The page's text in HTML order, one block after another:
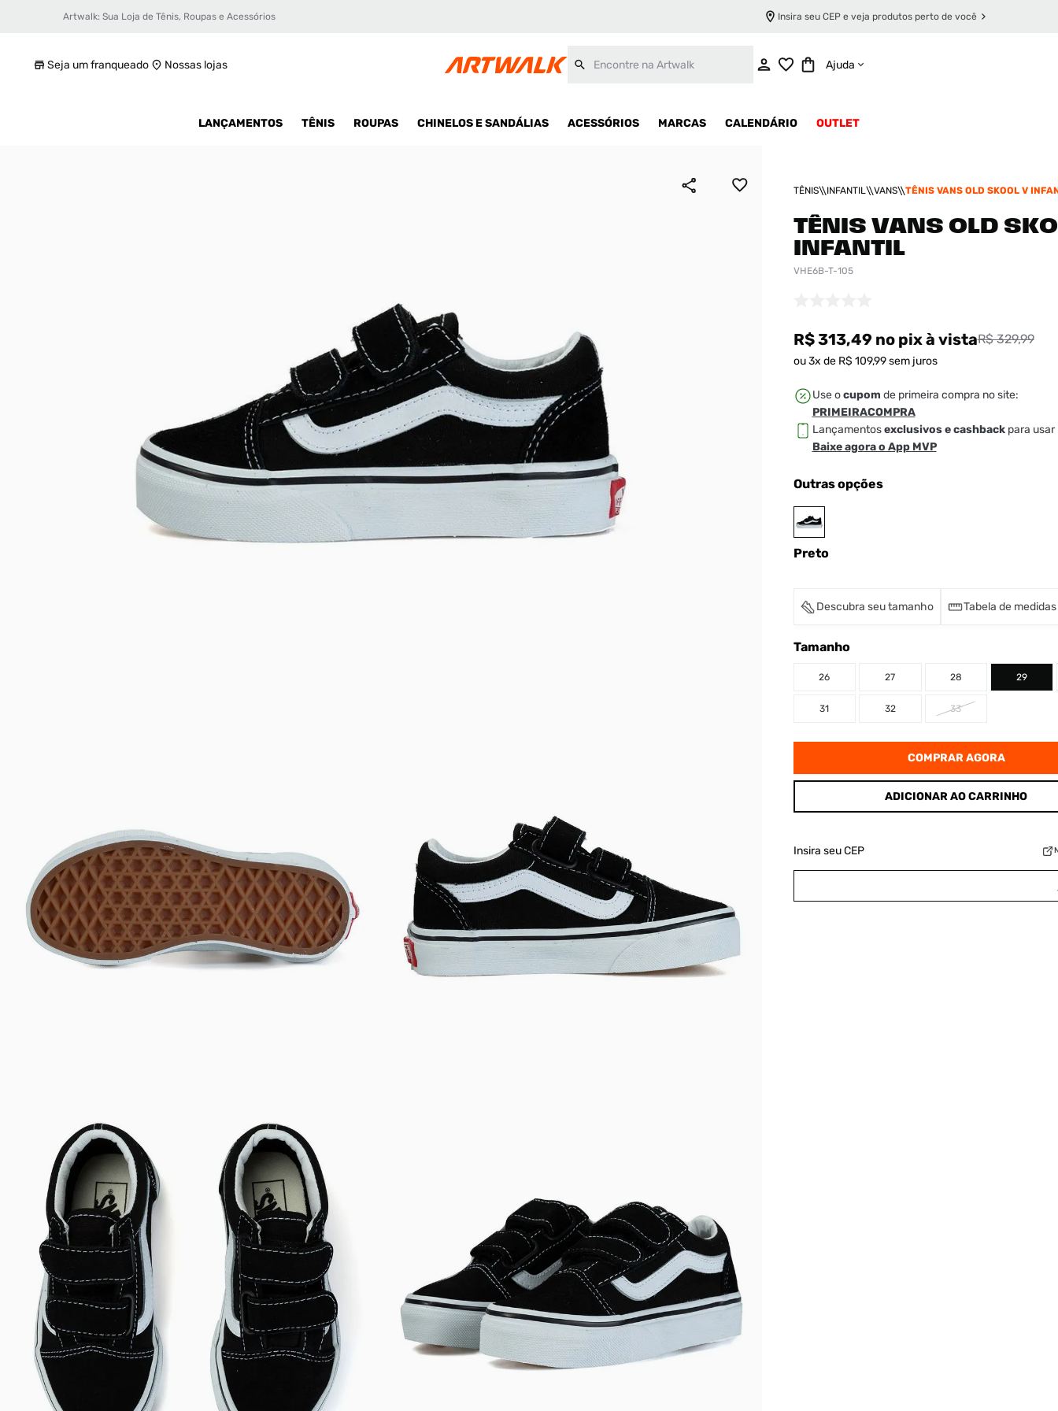
Artwalk: Sua Loja de Tênis, Roupas e Acessórios Insira seu CEP e veja produtos perto de você
Seja um franqueado Nossas lojas Ajuda
LANÇAMENTOS TÊNIS ROUPAS CHINELOS E SANDÁLIAS ACESSÓRIOS MARCAS CALENDÁRIO OUTLET
TÊNIS INFANTIL VANS TÊNIS VANS OLD SKOOL V
TÊNIS VANS OLD
INFANTIL
VHE6B-T-105
R$ 313,49no pixà vistaR$ 329,99
ou3x de R$ 109,99sem juros
Use ocupom de primeira compra no site:
PRIMEIRACOMPRA
Lançamentosexclusivos e cashbackpara usar
Baixe agora o App MVP
Outras opções
Preto
Descubra seu tamanho Tabela de medidas
Tamanho
26 27 28 29
31 32 33
COMPRAR AGORA
ADICIONAR AO CARRINHO
Insira seu CEP
Tênis Vans Old Skool V Infantil